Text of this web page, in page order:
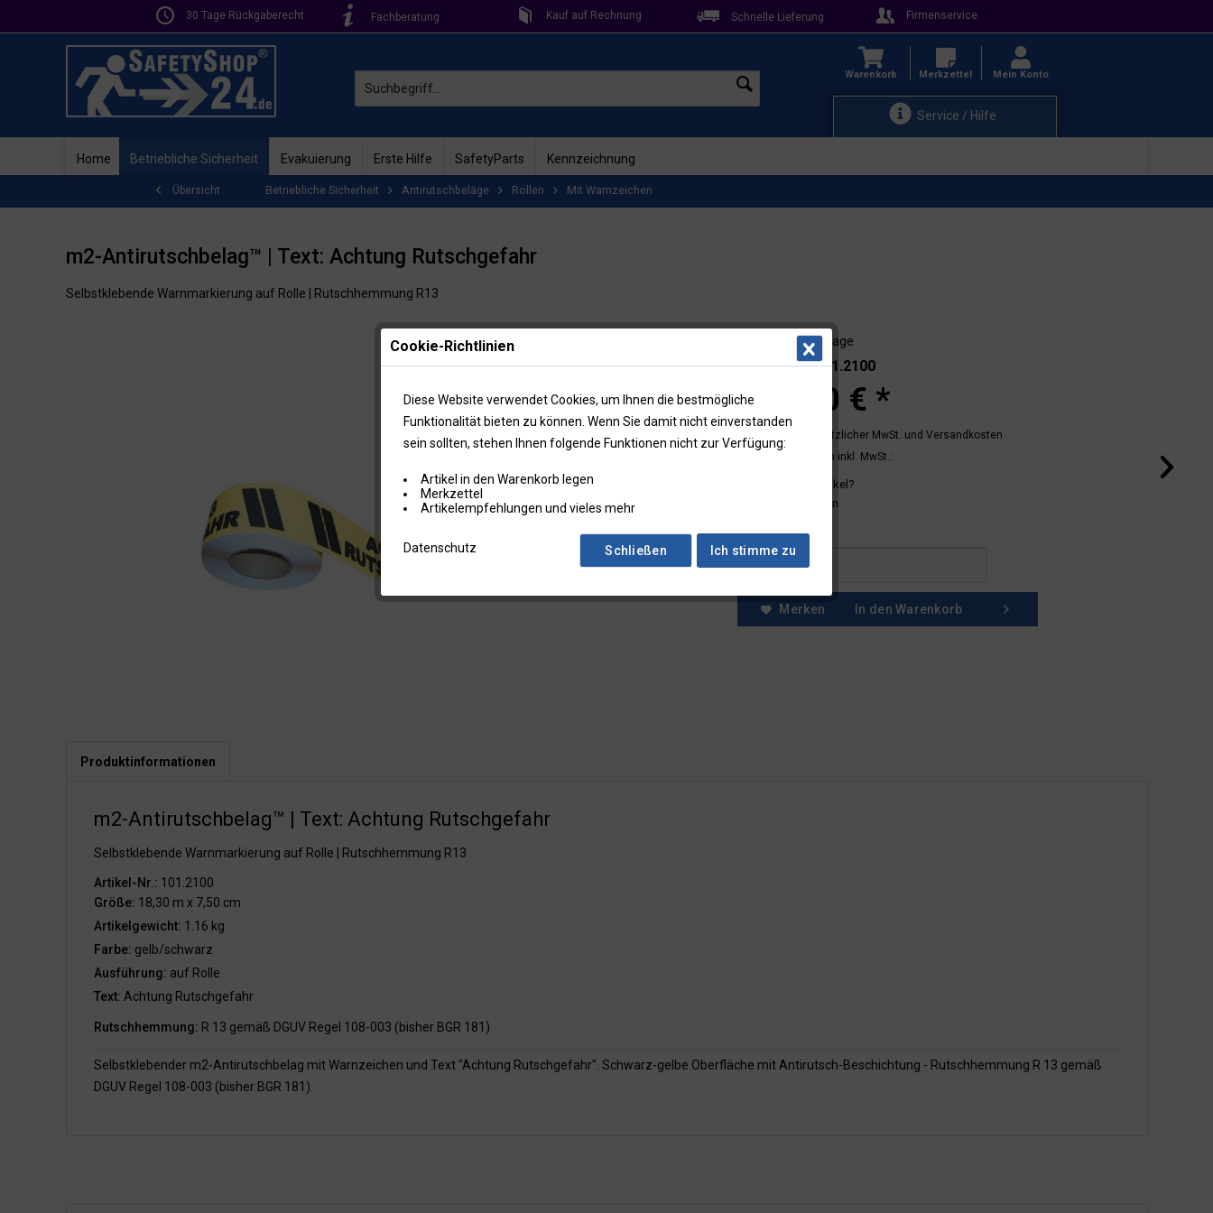
30 Tage Rückgaberecht Fachberatung Kauf auf Rechnung Schnelle Lieferung Firmenservice
Service / Hilfe
Warenkorb Merkzettel Mein Konto
Home Betriebliche Sicherheit Evakuierung Erste Hilfe SafetyParts Kennzeichnung
Übersicht Betriebliche Sicherheit Antirutschbeläge Rollen Mit Warnzeichen
m2-Antirutschbelag™ | Text: Achtung Rutschgefahr
Selbstklebende Warnmarkierung auf Rolle | Rutschhemmung R13
Lieferzeit: 2 - 3 Tage
Artikel-Nr.: 101.2100
110,80 € *
* Preise zzgl. gesetzlicher MwSt. und Versandkosten
Preise in Klammern inkl. MwSt.:
Fragen zum Artikel?
Faxbestellschein
Menge:
Merken In den Warenkorb
Produktinformationen
m2-Antirutschbelag™ | Text: Achtung Rutschgefahr
Selbstklebende Warnmarkierung auf Rolle | Rutschhemmung R13
Artikel-Nr.: 101.2100
Größe: 18,30 m x 7,50 cm
Artikelgewicht: 1.16 kg
Farbe: gelb/schwarz
Ausführung: auf Rolle
Text: Achtung Rutschgefahr
Rutschhemmung: R 13 gemäß DGUV Regel 108-003 (bisher BGR 181)
Selbstklebender m2-Antirutschbelag mit Warnzeichen und Text "Achtung Rutschgefahr". Schwarz-gelbe Oberfläche mit Antirutsch-Beschichtung - Rutschhemmung R 13 gemäß
DGUV Regel 108-003 (bisher BGR 181).
Cookie-Richtlinien
Diese Website verwendet Cookies, um Ihnen die bestmögliche
Funktionalität bieten zu können. Wenn Sie damit nicht einverstanden
sein sollten, stehen Ihnen folgende Funktionen nicht zur Verfügung:
Artikel in den Warenkorb legen
Merkzettel
Artikelempfehlungen und vieles mehr
Datenschutz Ich stimme zu
Schließen